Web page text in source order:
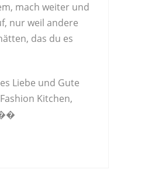
mach weiter und
nur weil andere
das du es
Liebe und Gute
Kitchen,
��